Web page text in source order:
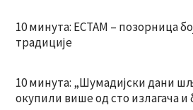
10 минута: ЕСТАМ – позорница
традиције
10 минута: „Шумадијски дани
окупили више од сто излагача и